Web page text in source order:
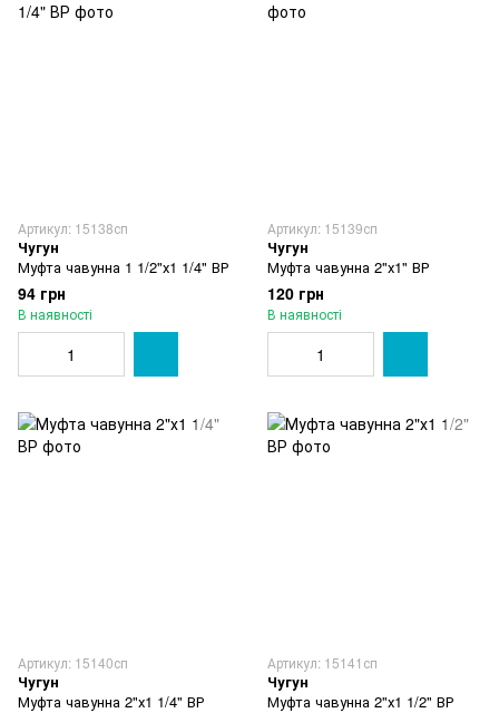
Артикул: 15138сп
Чугун
Муфта чавунна 1 1/2"х1 1/4" ВР
94 грн
В наявності
Артикул: 15139сп
Чугун
Муфта чавунна 2"х1" ВР
120 грн
В наявності
Артикул: 15140сп
Чугун
Муфта чавунна 2"х1 1/4" ВР
Артикул: 15141сп
Чугун
Муфта чавунна 2"х1 1/2" ВР